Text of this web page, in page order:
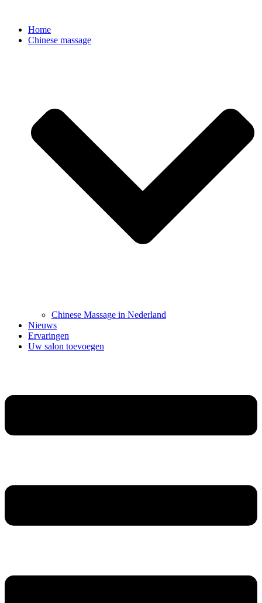
inhoud
Home
Chinese massage
Chinese Massage in Nederland
Nieuws
Ervaringen
Uw salon toevoegen